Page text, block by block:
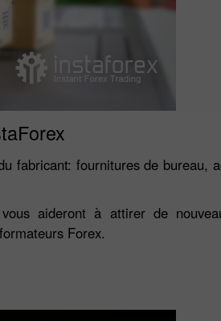
fabricant: fournitures de bureau,
aideront à attirer de
Forex.